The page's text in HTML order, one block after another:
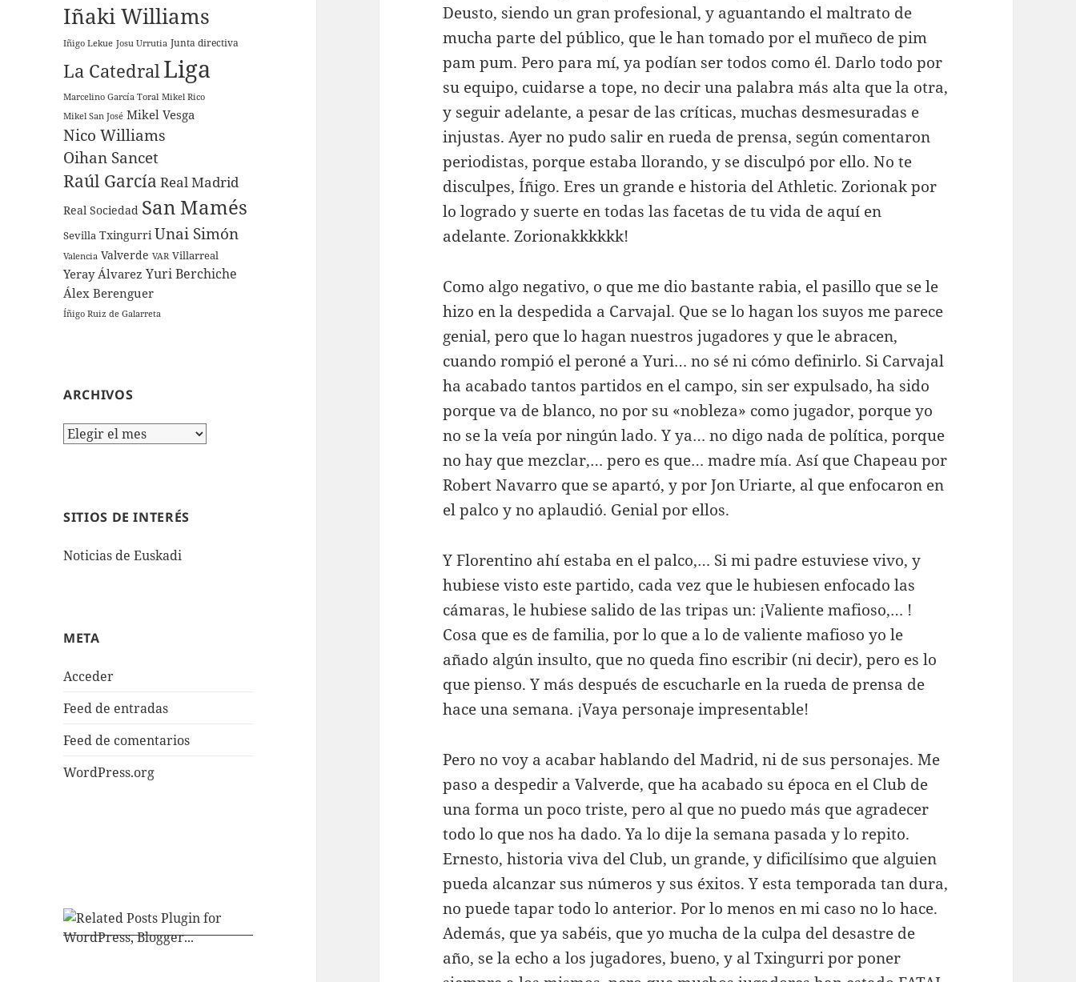
Iñaki Williams
Iñigo Lekue Josu Urrutia Junta directiva
La CatedralLiga
Marcelino García Toral Mikel Rico
Mikel San José Mikel Vesga
Nico Williams
Oihan Sancet
Raúl García Real Madrid
Real Sociedad San Mamés
Sevilla Txingurri Unai Simón
Valencia Valverde VAR Villarreal
Yeray Álvarez Yuri Berchiche
Álex Berenguer
Íñigo Ruiz de Galarreta
ARCHIVOS
Archivos
SITIOS DE INTERÉS
Noticias de Euskadi
META
Acceder
Feed de entradas
Feed de comentarios
WordPress.org
Deusto, siendo un gran profesional, y aguantando el maltrato de
mucha parte del público, que le han tomado por el muñeco de pim
pam pum. Pero para mí, ya podían ser todos como él. Darlo todo por
su equipo, cuidarse a tope, no decir una palabra más alta que la otra,
y seguir adelante, a pesar de las críticas, muchas desmesuradas e
injustas. Ayer no pudo salir en rueda de prensa, según comentaron
periodistas, porque estaba llorando, y se disculpó por ello. No te
disculpes, Íñigo. Eres un grande e historia del Athletic. Zorionak por
lo logrado y suerte en todas las facetas de tu vida de aquí en
adelante. Zorionakkkkkk!
Como algo negativo, o que me dio bastante rabia, el pasillo que se le
hizo en la despedida a Carvajal. Que se lo hagan los suyos me parece
genial, pero que lo hagan nuestros jugadores y que le abracen,
cuando rompió el peroné a Yuri… no sé ni cómo definirlo. Si Carvajal
ha acabado tantos partidos en el campo, sin ser expulsado, ha sido
porque va de blanco, no por su «nobleza» como jugador, porque yo
no se la veía por ningún lado. Y ya… no digo nada de política, porque
no hay que mezclar,… pero es que… madre mía. Así que Chapeau por
Robert Navarro que se apartó, y por Jon Uriarte, al que enfocaron en
el palco y no aplaudió. Genial por ellos.
Y Florentino ahí estaba en el palco,… Si mi padre estuviese vivo, y
hubiese visto este partido, cada vez que le hubiesen enfocado las
cámaras, le hubiese salido de las tripas un: ¡Valiente mafioso,… !
Cosa que es de familia, por lo que a lo de valiente mafioso yo le
añado algún insulto, que no queda fino escribir (ni decir), pero es lo
que pienso. Y más después de escucharle en la rueda de prensa de
hace una semana. ¡Vaya personaje impresentable!
Pero no voy a acabar hablando del Madrid, ni de sus personajes. Me
paso a despedir a Valverde, que ha acabado su época en el Club de
una forma un poco triste, pero al que no puedo más que agradecer
todo lo que nos ha dado. Ya lo dije la semana pasada y lo repito.
Ernesto, historia viva del Club, un grande, y dificilísimo que alguien
pueda alcanzar sus números y sus éxitos. Y esta temporada tan dura,
no puede tapar todo lo anterior. Por lo menos en mi caso no lo hace.
Además, que ya sabéis, que yo mucha de la culpa del desastre de
año, se la echo a los jugadores, bueno, y al Txingurri por poner